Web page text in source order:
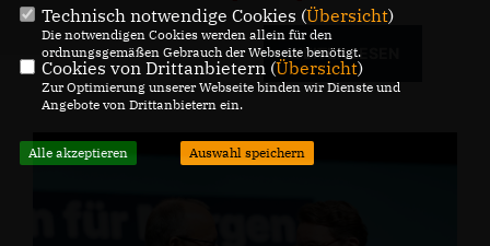
WEITER LESEN
Technisch notwendige Cookies (Übersicht)
Die notwendigen Cookies werden allein für den
ordnungsgemäßen Gebrauch der Webseite benötigt.
Cookies von Drittanbietern (Übersicht)
Zur Optimierung unserer Webseite binden wir Dienste und
Angebote von Drittanbietern ein.
Alle akzeptieren Auswahl speichern